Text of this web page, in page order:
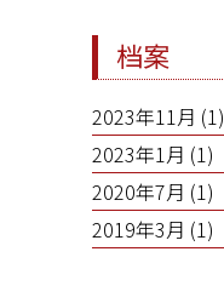
档案
2023年11月 (1)
2023年1月 (1)
2020年7月 (1)
2019年3月 (1)